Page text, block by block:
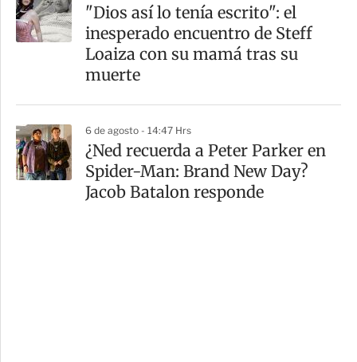
"Dios así lo tenía escrito": el
inesperado encuentro de Steff
Loaiza con su mamá tras su
muerte
6 de agosto - 14:47 Hrs
¿Ned recuerda a Peter Parker en
Spider-Man: Brand New Day?
Jacob Batalon responde